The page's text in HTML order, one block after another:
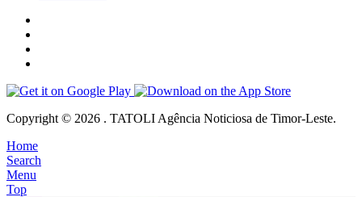
Copyright © 2026 . TATOLI Agência Noticiosa de Timor-Leste.
Home
Search
Menu
Top